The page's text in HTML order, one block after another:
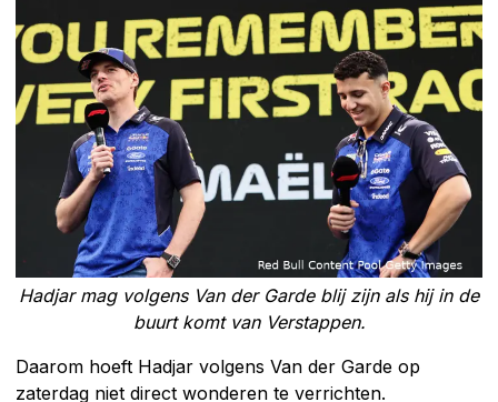
Hadjar mag volgens Van der Garde blij zijn als hij in de
buurt komt van Verstappen.
Daarom hoeft Hadjar volgens Van der Garde op
zaterdag niet direct wonderen te verrichten.